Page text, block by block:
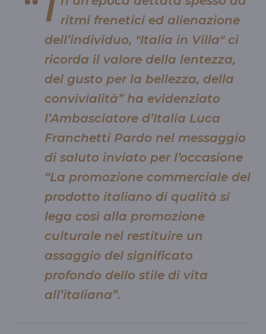
I ritmi frenetici ed alienazione
dell’individuo, "Italia in Villa" ci
ricorda il valore della lentezza,
del gusto per la bellezza, della
convivialità” ha evidenziato
l’Ambasciatore d’Italia Luca
Franchetti Pardo nel messaggio
di saluto inviato per l’occasione
“La promozione commerciale del
prodotto italiano di qualità si
lega così alla promozione
culturale nel restituire un
assaggio del significato
profondo dello stile di vita
all’italiana”.